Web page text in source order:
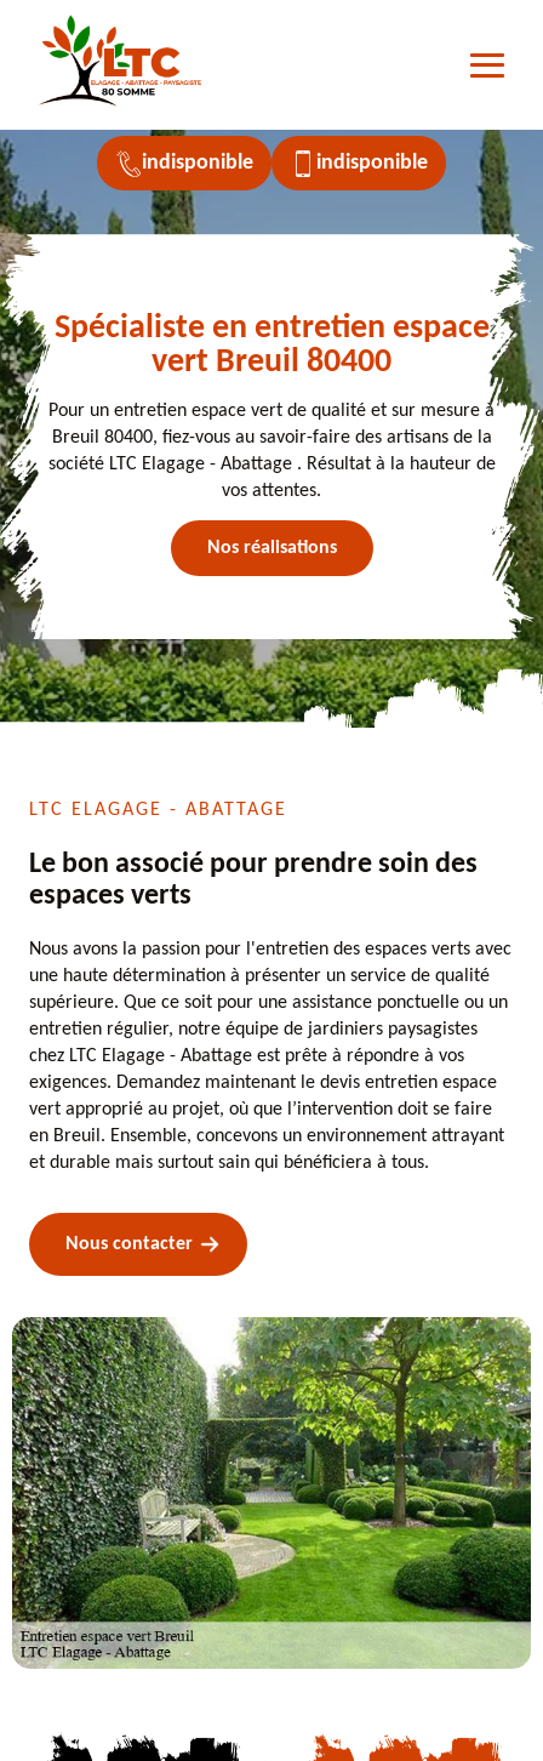
indisponible indisponible
Spécialiste en entretien espace
vert Breuil 80400
Pour un entretien espace vert de qualité et sur mesure à
Breuil 80400, fiez-vous au savoir-faire des artisans de la
société LTC Elagage - Abattage . Résultat à la hauteur de
vos attentes.
Nos réalisations
LTC ELAGAGE - ABATTAGE
Le bon associé pour prendre soin des
espaces verts
Nous avons la passion pour l'entretien des espaces verts avec
une haute détermination à présenter un service de qualité
supérieure. Que ce soit pour une assistance ponctuelle ou un
entretien régulier, notre équipe de jardiniers paysagistes
chez LTC Elagage - Abattage est prête à répondre à vos
exigences. Demandez maintenant le devis entretien espace
vert approprié au projet, où que l’intervention doit se faire
en Breuil. Ensemble, concevons un environnement attrayant
et durable mais surtout sain qui bénéficiera à tous.
Nous contacter